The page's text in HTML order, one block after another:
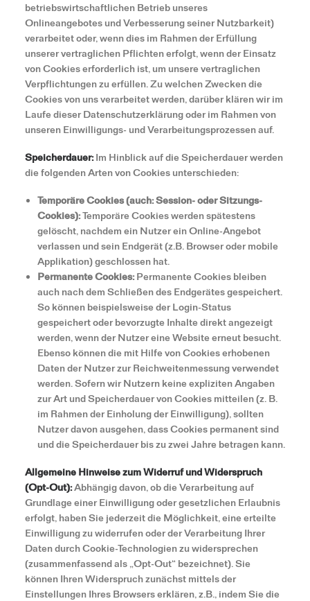
betriebswirtschaftlichen Betrieb unseres
Onlineangebotes und Verbesserung seiner Nutzbarkeit)
verarbeitet oder, wenn dies im Rahmen der Erfüllung
unserer vertraglichen Pflichten erfolgt, wenn der Einsatz
von Cookies erforderlich ist, um unsere vertraglichen
Verpflichtungen zu erfüllen. Zu welchen Zwecken die
Cookies von uns verarbeitet werden, darüber klären wir im
Laufe dieser Datenschutzerklärung oder im Rahmen von
unseren Einwilligungs- und Verarbeitungsprozessen auf.
Speicherdauer:Im Hinblick auf die Speicherdauer werden
die folgenden Arten von Cookies unterschieden:
Temporäre Cookies (auch: Session- oder Sitzungs-
Cookies):Temporäre Cookies werden spätestens
gelöscht, nachdem ein Nutzer ein Online-Angebot
verlassen und sein Endgerät (z.B. Browser oder mobile
Applikation) geschlossen hat.
Permanente Cookies:Permanente Cookies bleiben
auch nach dem Schließen des Endgerätes gespeichert.
So können beispielsweise der Login-Status
gespeichert oder bevorzugte Inhalte direkt angezeigt
werden, wenn der Nutzer eine Website erneut besucht.
Ebenso können die mit Hilfe von Cookies erhobenen
Daten der Nutzer zur Reichweitenmessung verwendet
werden. Sofern wir Nutzern keine expliziten Angaben
zur Art und Speicherdauer von Cookies mitteilen (z. B.
im Rahmen der Einholung der Einwilligung), sollten
Nutzer davon ausgehen, dass Cookies permanent sind
und die Speicherdauer bis zu zwei Jahre betragen kann.
Allgemeine Hinweise zum Widerruf und Widerspruch
(Opt-Out):Abhängig davon, ob die Verarbeitung auf
Grundlage einer Einwilligung oder gesetzlichen Erlaubnis
erfolgt, haben Sie jederzeit die Möglichkeit, eine erteilte
Einwilligung zu widerrufen oder der Verarbeitung Ihrer
Daten durch Cookie-Technologien zu widersprechen
(zusammenfassend als „Opt-Out“ bezeichnet). Sie
können Ihren Widerspruch zunächst mittels der
Einstellungen Ihres Browsers erklären, z.B., indem Sie die